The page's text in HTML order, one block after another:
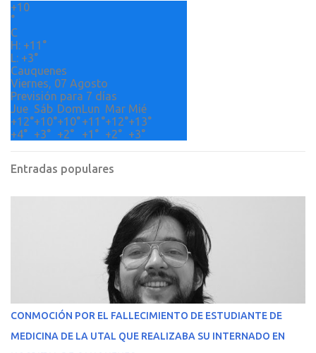
i
s
+10
°
C
H: +11°
L: +3°
Cauquenes
Viernes, 07 Agosto
Previsión para 7 días
Jue Sáb DomLun Mar Mié
+12°+10°+10°+11°+12°+13°
+4° +3° +2° +1° +2° +3°
Entradas populares
CONMOCIÓN POR EL FALLECIMIENTO DE ESTUDIANTE DE
MEDICINA DE LA UTAL QUE REALIZABA SU INTERNADO EN